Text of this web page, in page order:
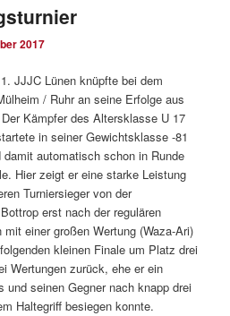
2017
JJJC Lünen knüpfte bei dem
/ Ruhr an seine Erfolge aus
Kämpfer des Altersklasse U 17
in seiner Gewichtsklasse -81
automatisch schon in Runde
Hier zeigt er eine starke Leistung
Turniersieger von der
erst nach der regulären
einer großen Wertung (Waza-Ari)
kleinen Finale um Platz drei
Wertungen zurück, ehe er ein
und seinen Gegner nach knapp drei
Haltegriff besiegen konnte.